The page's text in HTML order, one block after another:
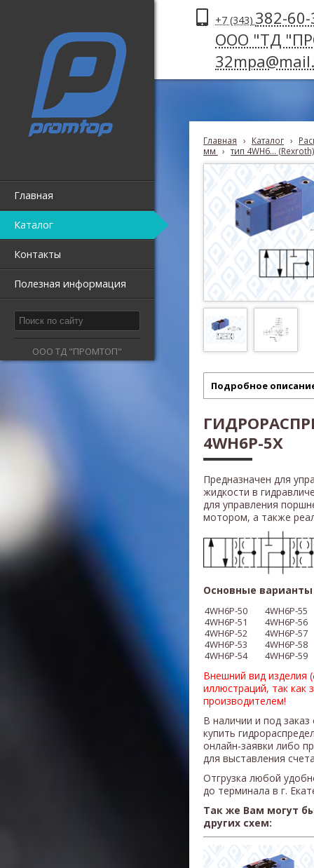
Главная
Каталог
Контакты
Полезная информация
ООО ТД "ПРОМТОП"
+7 (343) 382-
ООО "ТД
Главная › Каталог ›
мм
› тип 4WH6...
Подробное
4WH6P-5X
Предназначен для
жидкости в
для управления
мотором, а также
Основные
4WH6P-50
4WH6P-51
4WH6P-52
4WH6P-53
4WH6P-54
4WH6P-55
4WH6P-56
4WH6P-57
4WH6P-58
4WH6P-59
Внешний вид изделия
иллюстраций, так как
производителем!
В наличии и под
купить
онлайн-заявки либо
для выставления
Отгрузка любой
до терминала в г.
Так же Вам могут
других схем: